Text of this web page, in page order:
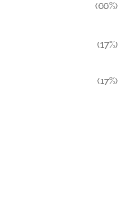
(66%)
(17%)
(17%)